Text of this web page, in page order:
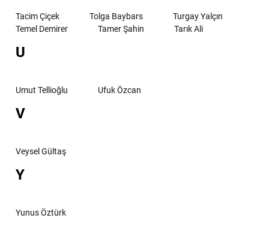
Tacim Çiçek Tolga Baybars
Turgay Yalçın
Temel Demirer
Tamer Şahin Tarık Ali
U
Umut Tellioğlu Ufuk Özcan
V
Veysel Gültaş
Y
Yunus Öztürk